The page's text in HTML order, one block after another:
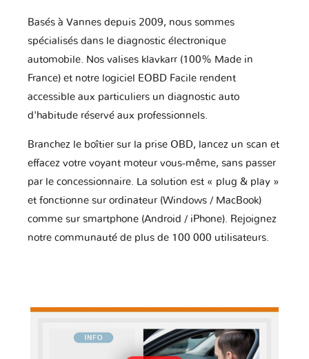
Basés à Vannes depuis 2009, nous sommes
spécialisés dans le diagnostic électronique
automobile. Nos valises klavkarr (100% Made in
France) et notre logiciel EOBD Facile rendent
accessible aux particuliers un diagnostic auto
d'habitude réservé aux professionnels.
Branchez le boîtier sur la prise OBD, lancez un scan et
effacez votre voyant moteur vous-même, sans passer
par le concessionnaire. La solution est « plug & play »
et fonctionne sur ordinateur (Windows / MacBook)
comme sur smartphone (Android / iPhone). Rejoignez
notre communauté de plus de 100 000 utilisateurs.